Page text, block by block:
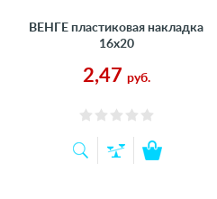
ВЕНГЕ пластиковая накладка
16х20
2,47 руб.